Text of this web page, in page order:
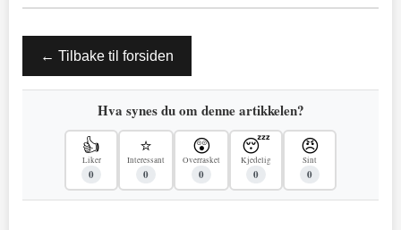
← Tilbake til forsiden
Hva synes du om denne artikkelen?
👍
Liker
0
⭐
Interessant
0
😲
Overrasket
0
😴
Kjedelig
0
😠
Sint
0